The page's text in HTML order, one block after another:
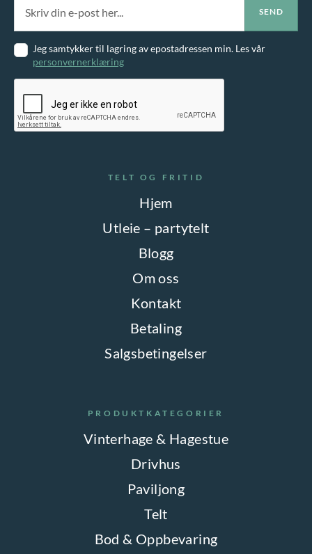
TELT OG FRITID
Hjem
Utleie – partytelt
Blogg
Om oss
Kontakt
Betaling
Salgsbetingelser
PRODUKTKATEGORIER
Vinterhage & Hagestue
Drivhus
Paviljong
Telt
Bod & Oppbevaring
Jeg samtykker til lagring av epostadressen min. Les vår
personvernerklæring